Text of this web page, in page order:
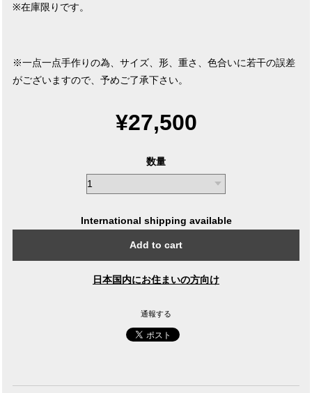
※在庫限りです。
※一点一点手作りの為、サイズ、形、重さ、色合いに若干の誤差
がございますので、予めご了承下さい。
¥27,500
数量
International shipping available
Add to cart
日本国内にお住まいの方向け
通報する